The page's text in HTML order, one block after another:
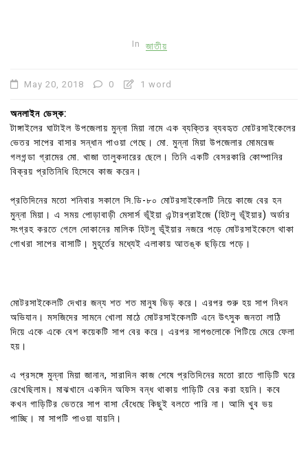
In জাতীয়
May 20, 2018 0 1 word
অনলাইন ডেস্ক:
টাঙ্গাইলের ঘাটাইল উপজেলায় মুন্না মিয়া নামে এক ব্যক্তির ব্যবহৃত মোটরসাইকেলের
ভেতর সাপের বাসার সন্ধান পাওয়া গেছে। মো. মুন্না মিয়া উপজেলার মোমরেজ
গলগন্ডা গ্রামের মো. খাজা তালুকদারের ছেলে। তিনি একটি বেসরকারি কোম্পানির
বিক্রয় প্রতিনিধি হিসেবে কাজ করেন।
প্রতিদিনের মতো শনিবার সকালে সি.ডি-৮০ মোটরসাইকেলটি নিয়ে কাজে বের হন
মুন্না মিয়া। এ সময় পোড়াবাড়ী মেসার্স ভূঁইয়া এন্টারপ্রাইজে (হিটলু ভূঁইয়ার) অর্ডার
সংগ্রহ করতে গেলে দোকানের মালিক হিটলু ভূঁইয়ার নজরে পড়ে মোটরসাইকেলে থাকা
গোখরা সাপের বাসাটি। মুহূর্তের মধ্যেই এলাকায় আতঙ্ক ছড়িয়ে পড়ে।
মোটরসাইকেলটি দেখার জন্য শত শত মানুষ ভিড় করে। এরপর শুরু হয় সাপ নিধন
অভিযান। মসজিদের সামনে খোলা মাঠে মোটরসাইকেলটি এনে উৎসুক জনতা লাঠি
দিয়ে একে একে বেশ কয়েকটি সাপ বের করে। এরপর সাপগুলোকে পিটিয়ে মেরে ফেলা
হয়।
এ প্রসঙ্গে মুন্না মিয়া জানান, সারাদিন কাজ শেষে প্রতিদিনের মতো রাতে গাড়িটি ঘরে
রেখেছিলাম। মাঝখানে একদিন অফিস বন্ধ থাকায় গাড়িটি বের করা হয়নি। কবে
কখন গাড়িটির ভেতরে সাপ বাসা বেঁধেছে কিছুই বলতে পারি না। আমি খুব ভয়
পাচ্ছি। মা সাপটি পাওয়া যায়নি।